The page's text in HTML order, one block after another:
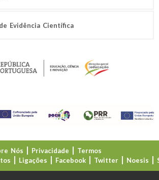
Evidência Científica
Nós Privacidade
Termos
Ligações Facebook Twitter Noesis